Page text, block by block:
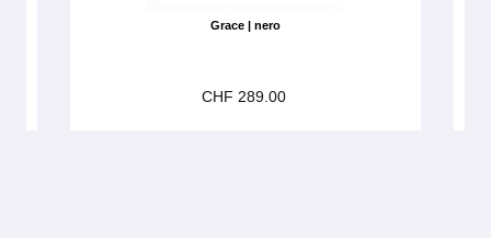
Grace | nero
CHF 289.00